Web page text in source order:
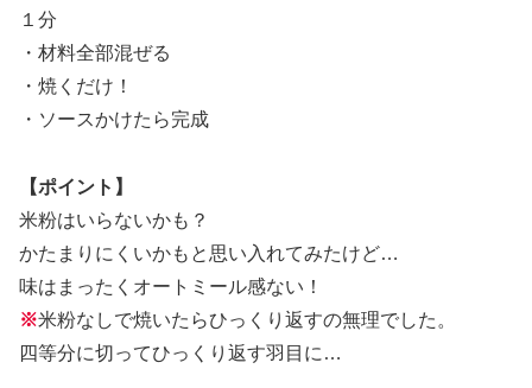
１分
・材料全部混ぜる
・焼くだけ！
・ソースかけたら完成
【ポイント】
米粉はいらないかも？
かたまりにくいかもと思い入れてみたけど…
味はまったくオートミール感ない！
※米粉なしで焼いたらひっくり返すの無理でした。
四等分に切ってひっくり返す羽目に…